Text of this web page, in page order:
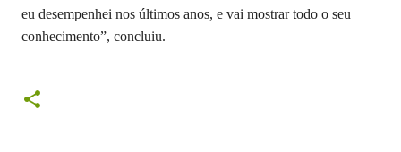
eu desempenhei nos últimos anos, e vai mostrar todo o seu
conhecimento”, concluiu.